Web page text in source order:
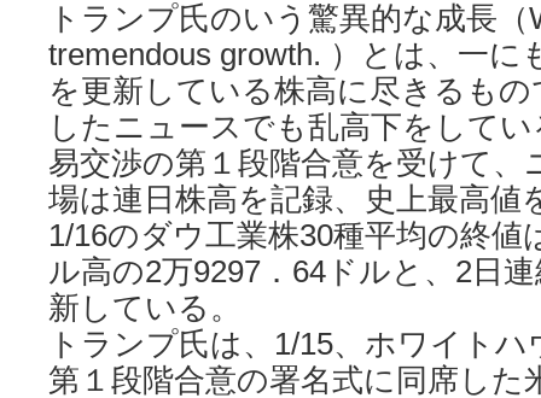
トランプ氏のいう驚異的な成長（
tremendous growth. ）とは、一に
を更新している株高に尽きるも
したニュースでも乱高下をして
易交渉の第１段階合意を受けて、
場は連日株高を記録、史上最高値
1/16のダウ工業株30種平均の終値
ル高の2万9297．64ドルと、2日
新している。
トランプ氏は、1/15、ホワイト
第１段階合意の署名式に同席した